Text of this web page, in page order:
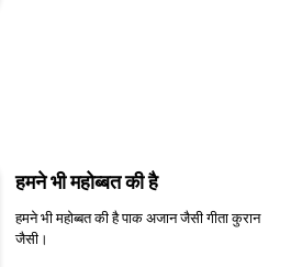
हमने भी महोब्बत की है
हमने भी महोब्बत की है पाक अजान जैसी गीता कुरान
जैसी।